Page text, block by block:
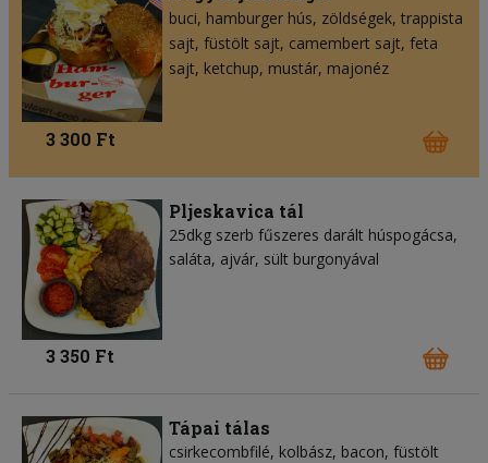
buci hamburger hús zöldségek trappista
sajt füstölt sajt camembert sajt feta
sajt ketchup mustár majonéz
3 300 Ft
Pljeskavica tál
25dkg szerb fűszeres darált húspogácsa,
saláta, ajvár, sült burgonyával
3 350 Ft
Tápai tálas
csirkecombfilé, kolbász, bacon, füstölt